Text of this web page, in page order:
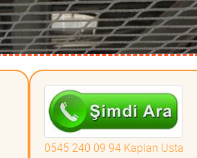
0545 240 09 94 Kaplan Usta